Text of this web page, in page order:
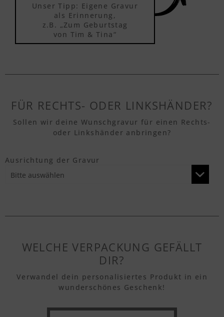
Textvorschau
Textvorschau
Textvorschau
Textvorschau
Unser Tipp: Eigene Gravur
als Erinnerung,
z.B. „Zum Geburtstag
von Tim & Tina“
FÜR RECHTS- ODER LINKSHÄNDER?
Sollen wir deine Wunschgravur für einen Rechts-
oder Linkshänder anbringen?
Ausrichtung der Gravur
WELCHE VERPACKUNG GEFÄLLT
DIR?
Verwandel dein personalisiertes Produkt in ein
wunderschönes Geschenk!